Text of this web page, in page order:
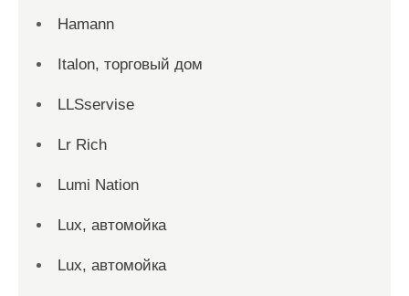
Hamann
Italon, торговый дом
LLSservise
Lr Rich
Lumi Nation
Lux, автомойка
Lux, автомойка